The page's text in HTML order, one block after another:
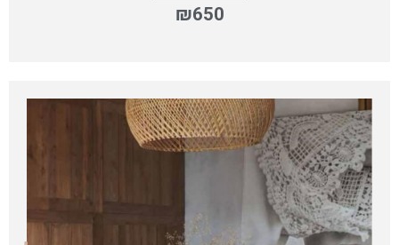
₪650